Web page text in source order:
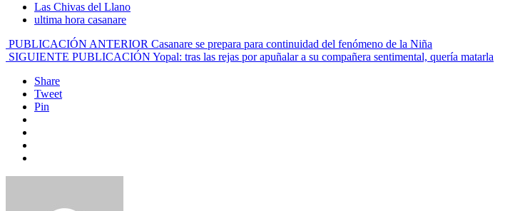
Las Chivas del Llano
ultima hora casanare
PUBLICACIÓN ANTERIOR Casanare se prepara para continuidad del fenómeno de la Niña
SIGUIENTE PUBLICACIÓN Yopal: tras las rejas por apuñalar a su compañera sentimental, quería matarla
Share
Tweet
Pin